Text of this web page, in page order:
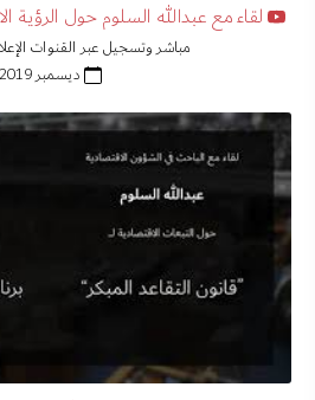
لقاء مع عبدالله السلوم حول الرؤية
مباشر وتسجيل عبر القنوات
ديسمبر 2019